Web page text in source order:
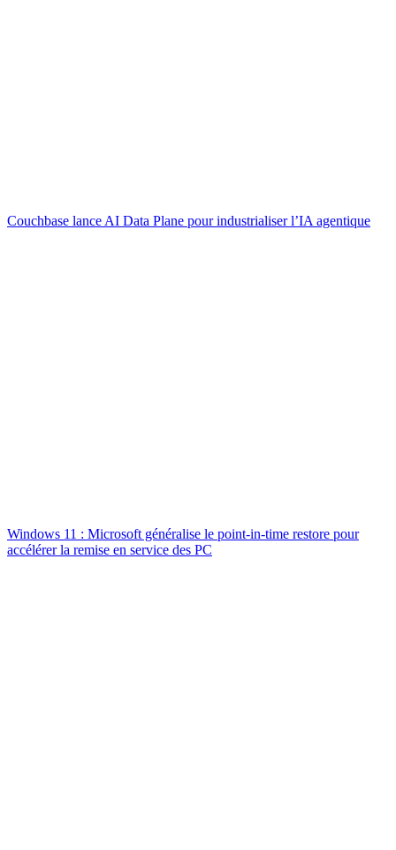
Couchbase lance AI Data Plane pour industrialiser l’IA agentique
Windows 11 : Microsoft généralise le point-in-time restore pour
accélérer la remise en service des PC